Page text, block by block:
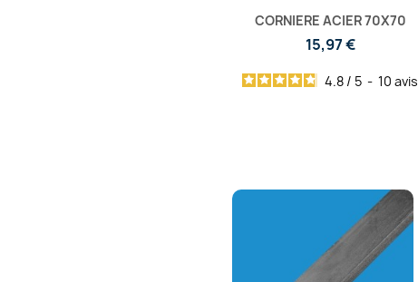
CORNIERE ACIER 70X70
15,97 €
4.8 / 5 - 10 avis